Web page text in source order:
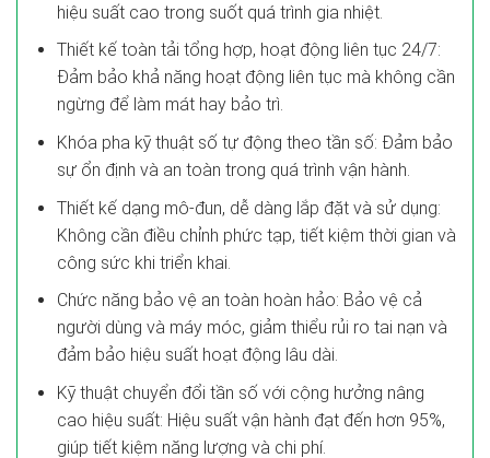
hiệu suất cao trong suốt quá trình gia nhiệt.
Thiết kế toàn tải tổng hợp, hoạt động liên tục 24/7:
Đảm bảo khả năng hoạt động liên tục mà không cần
ngừng để làm mát hay bảo trì.
Khóa pha kỹ thuật số tự động theo tần số: Đảm bảo
sự ổn định và an toàn trong quá trình vận hành.
Thiết kế dạng mô-đun, dễ dàng lắp đặt và sử dụng:
Không cần điều chỉnh phức tạp, tiết kiệm thời gian và
công sức khi triển khai.
Chức năng bảo vệ an toàn hoàn hảo: Bảo vệ cả
người dùng và máy móc, giảm thiểu rủi ro tai nạn và
đảm bảo hiệu suất hoạt động lâu dài.
Kỹ thuật chuyển đổi tần số với cộng hưởng nâng
cao hiệu suất: Hiệu suất vận hành đạt đến hơn 95%,
giúp tiết kiệm năng lượng và chi phí.